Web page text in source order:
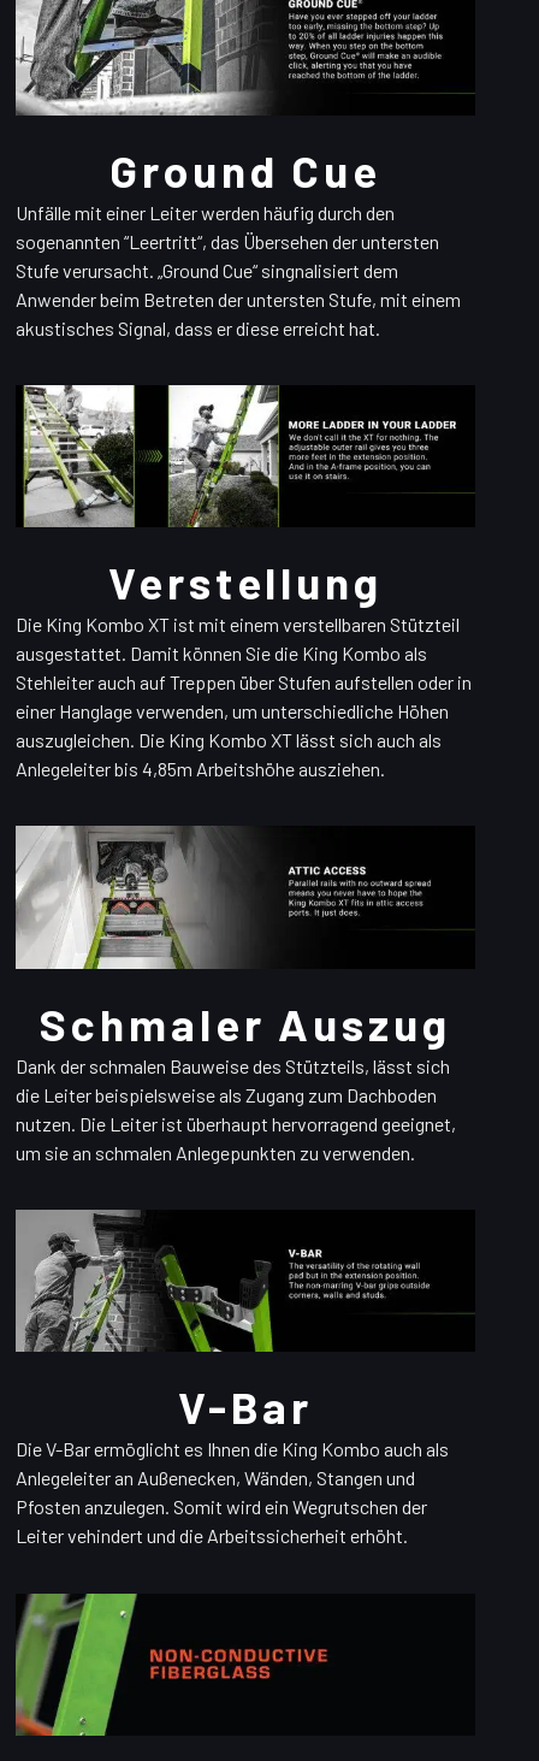
Ground Cue
Unfälle mit einer Leiter werden häufig durch den
sogenannten “Leertritt“, das Übersehen der untersten
Stufe verursacht. „Ground Cue“ singnalisiert dem
Anwender beim Betreten der untersten Stufe, mit einem
akustisches Signal, dass er diese erreicht hat.
Verstellung
Die King Kombo XT ist mit einem verstellbaren Stützteil
ausgestattet. Damit können Sie die King Kombo als
Stehleiter auch auf Treppen über Stufen aufstellen oder in
einer Hanglage verwenden, um unterschiedliche Höhen
auszugleichen. Die King Kombo XT lässt sich auch als
Anlegeleiter bis 4,85m Arbeitshöhe ausziehen.
Schmaler Auszug
Dank der schmalen Bauweise des Stützteils, lässt sich
die Leiter beispielsweise als Zugang zum Dachboden
nutzen. Die Leiter ist überhaupt hervorragend geeignet,
um sie an schmalen Anlegepunkten zu verwenden.
V-Bar
Die V-Bar ermöglicht es Ihnen die King Kombo auch als
Anlegeleiter an Außenecken, Wänden, Stangen und
Pfosten anzulegen. Somit wird ein Wegrutschen der
Leiter vehindert und die Arbeitssicherheit erhöht.